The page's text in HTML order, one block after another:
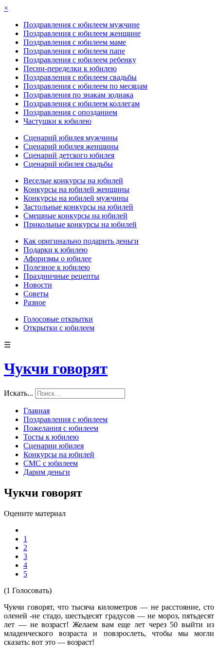
×
Поздравления с юбилеем мужчине
Поздравления с юбилеем женщине
Поздравления с юбилеем маме
Поздравления с юбилеем папе
Поздравления с юбилеем ребенку
Песни-переделки к юбилею
Поздравления с юбилеем свадьбы
Поздравления с юбилеем по месяцам
Поздравления по знакам зодиака
Поздравления с юбилеем коллегам
Поздравления с опозданием
Частушки к юбилею
Сценарий юбилея мужчины
Сценарий юбилея женщины
Сценарий детского юбилея
Сценарий юбилея свадьбы
Веселые конкурсы на юбилей
Конкурсы на юбилей женщины
Конкурсы на юбилей мужчины
Застольные конкурсы на юбилей
Смешные конкурсы на юбилей
Прикольные конкурсы на юбилей
Как оригинально подарить деньги
Подарки к юбилею
Афоризмы о юбилее
Полезное к юбилею
Праздничные рецепты
Новости
Советы
Разное
Голосовые открытки
Открытки с юбилеем
☰
Чукчи говорят
Искать...
Главная
Поздравления с юбилеем
Пожелания с юбилеем
Тосты к юбилею
Сценарии юбилея
Конкурсы на юбилей
СМС с юбилеем
Дарим деньги
Чукчи говорят
Оцените материал
1
2
3
4
5
(1 Голосовать)
Чукчи говорят, что тысяча километров — не расстояние, сто
оленей -не стадо, шестьдесят градусов — не мороз, пятьдесят
лет — не возраст! Желаем вам еще лет через 50 выйти из
младенческого возраста и повзрослеть, чтобы мы могли
сказать: вот это — возраст!